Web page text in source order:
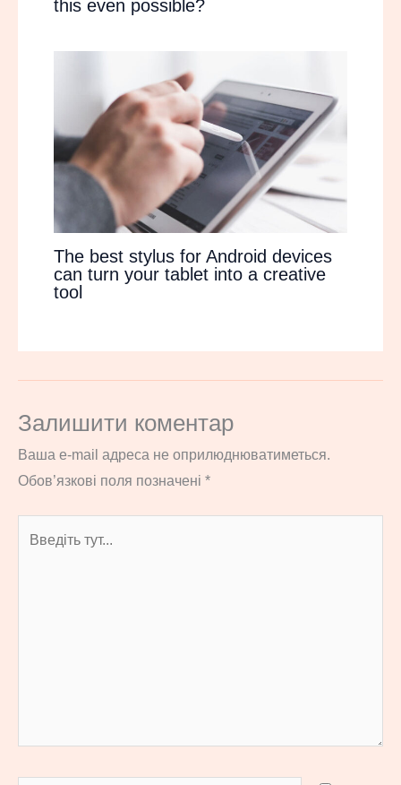
this even possible?
The best stylus for Android devices
can turn your tablet into a creative
tool
Залишити коментар
Ваша e-mail адреса не оприлюднюватиметься.
Обов’язкові поля позначені *